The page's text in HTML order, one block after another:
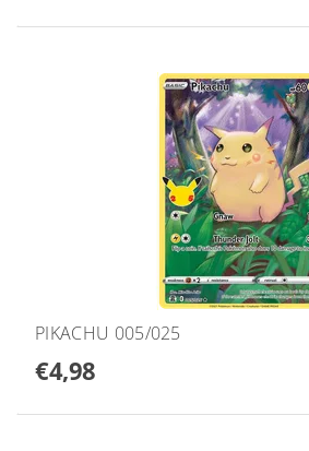
PIKACHU 005/025
€4,98